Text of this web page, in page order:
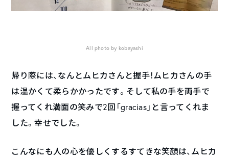
All photo by kobayashi
帰り際には、なんとムヒカさんと握手！ムヒカさんの手
は温かくて柔らかかったです。そして私の手を両手で
握ってくれ満面の笑みで2回「gracias」と言ってくれま
した。幸せでした。
こんなにも人の心を優しくするすてきな笑顔は、ムヒカ